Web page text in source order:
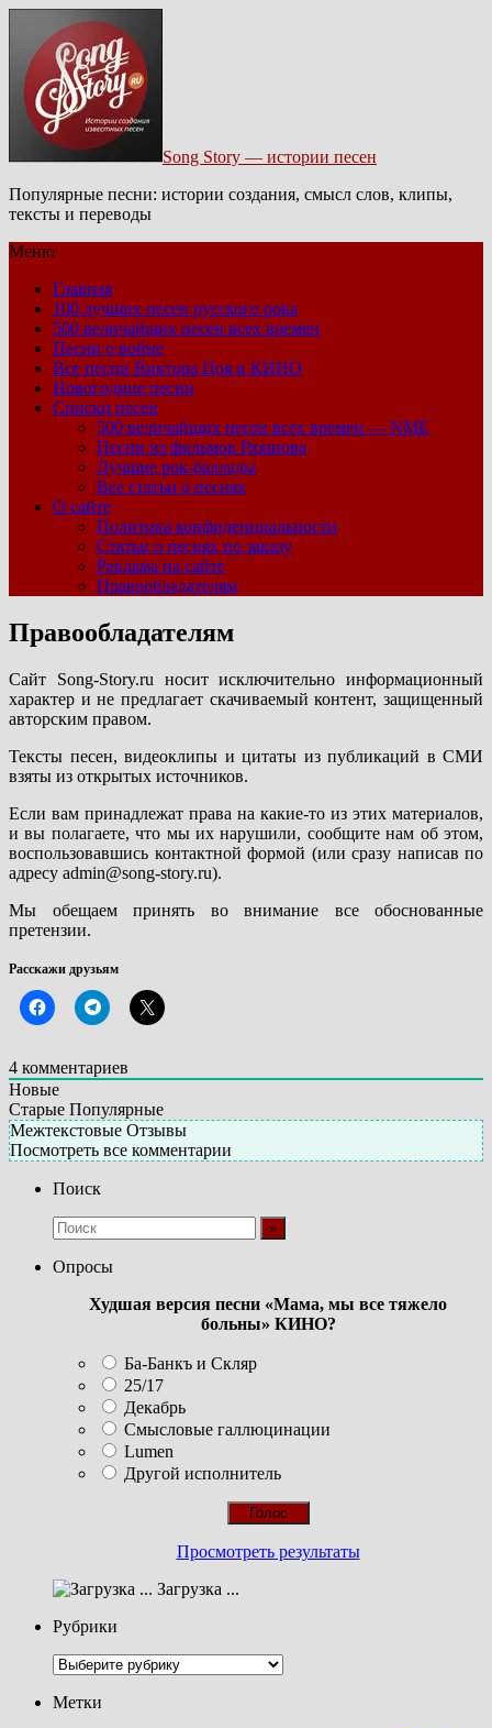
Song Story — истории песен
Популярные песни: истории создания, смысл слов, клипы,
тексты и переводы
Меню
Главная
100 лучших песен русского рока
500 величайших песен всех времен
Песни о войне
Все песни Виктора Цоя и КИНО
Новогодние песни
Списки песен
500 величайших песен всех времен — NME
Песни из фильмов Рязанова
Лучшие рок-баллады
Все статьи о песнях
О сайте
Политика конфиденциальности
Статьи о песнях по заказу
Реклама на сайте
Правообладателям
Правообладателям
Сайт Song-Story.ru носит исключительно информационный
характер и не предлагает скачиваемый контент, защищенный
авторским правом.
Тексты песен, видеоклипы и цитаты из публикаций в СМИ
взяты из открытых источников.
Если вам принадлежат права на какие-то из этих материалов,
и вы полагаете, что мы их нарушили, сообщите нам об этом,
воспользовавшись контактной формой (или сразу написав по
адресу admin@song-story.ru).
Мы обещаем принять во внимание все обоснованные
претензии.
Расскажи друзьям
4 комментариев
Новые
Старые Популярные
Межтекстовые Отзывы
Посмотреть все комментарии
Поиск
Опросы
Худшая версия песни «Мама, мы все тяжело
больны» КИНО?
Ба-Банкъ и Скляр
25/17
Декабрь
Смысловые галлюцинации
Lumen
Другой исполнитель
Просмотреть результаты
Загрузка ...
Рубрики
Рубрики
Метки